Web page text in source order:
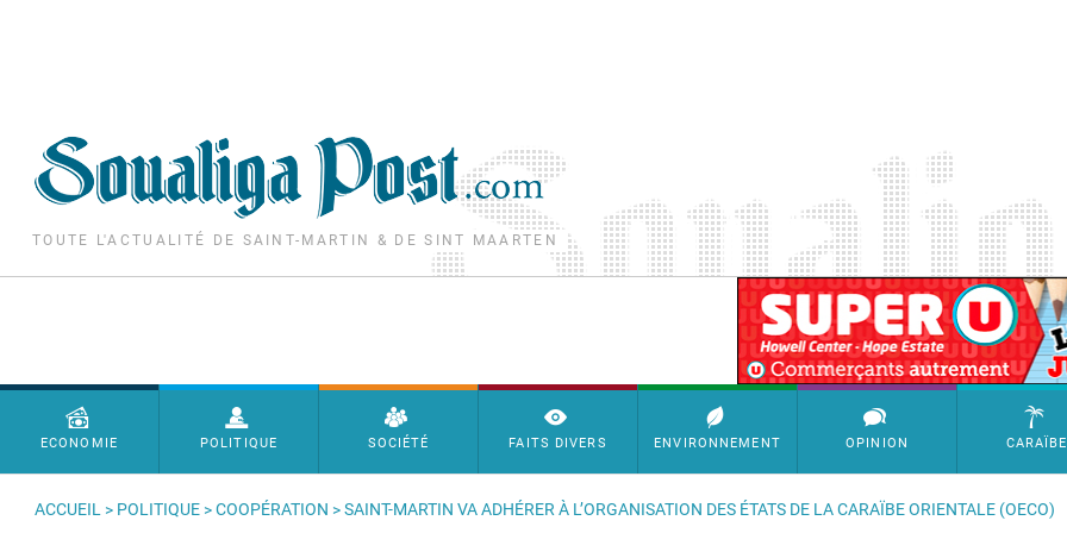
TOUTE L'ACTUALITÉ DE SAINT-MARTIN & DE SINT MAARTEN
SimpleAds Block Bannière
Menu principal
ECONOMIE POLITIQUE SOCIÉTÉ FAITS DIVERS ENVIRONNEMENT OPINION CARAÏBE
ACCUEIL > POLITIQUE >COOPÉRATION > SAINT-MARTIN VA ADHÉRER À L’ORGANISATION DES ÉTATS DE LA CARAÏBE ORIENTALE (OECO)